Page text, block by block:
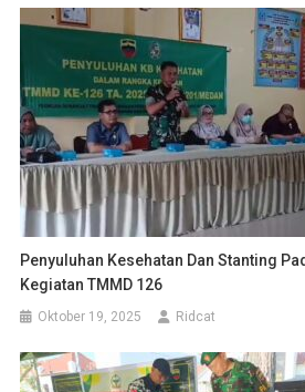
Penyuluhan Kesehatan Dan Stanting
Kegiatan TMMD 126
Oktober 19, 2025 Ridcat